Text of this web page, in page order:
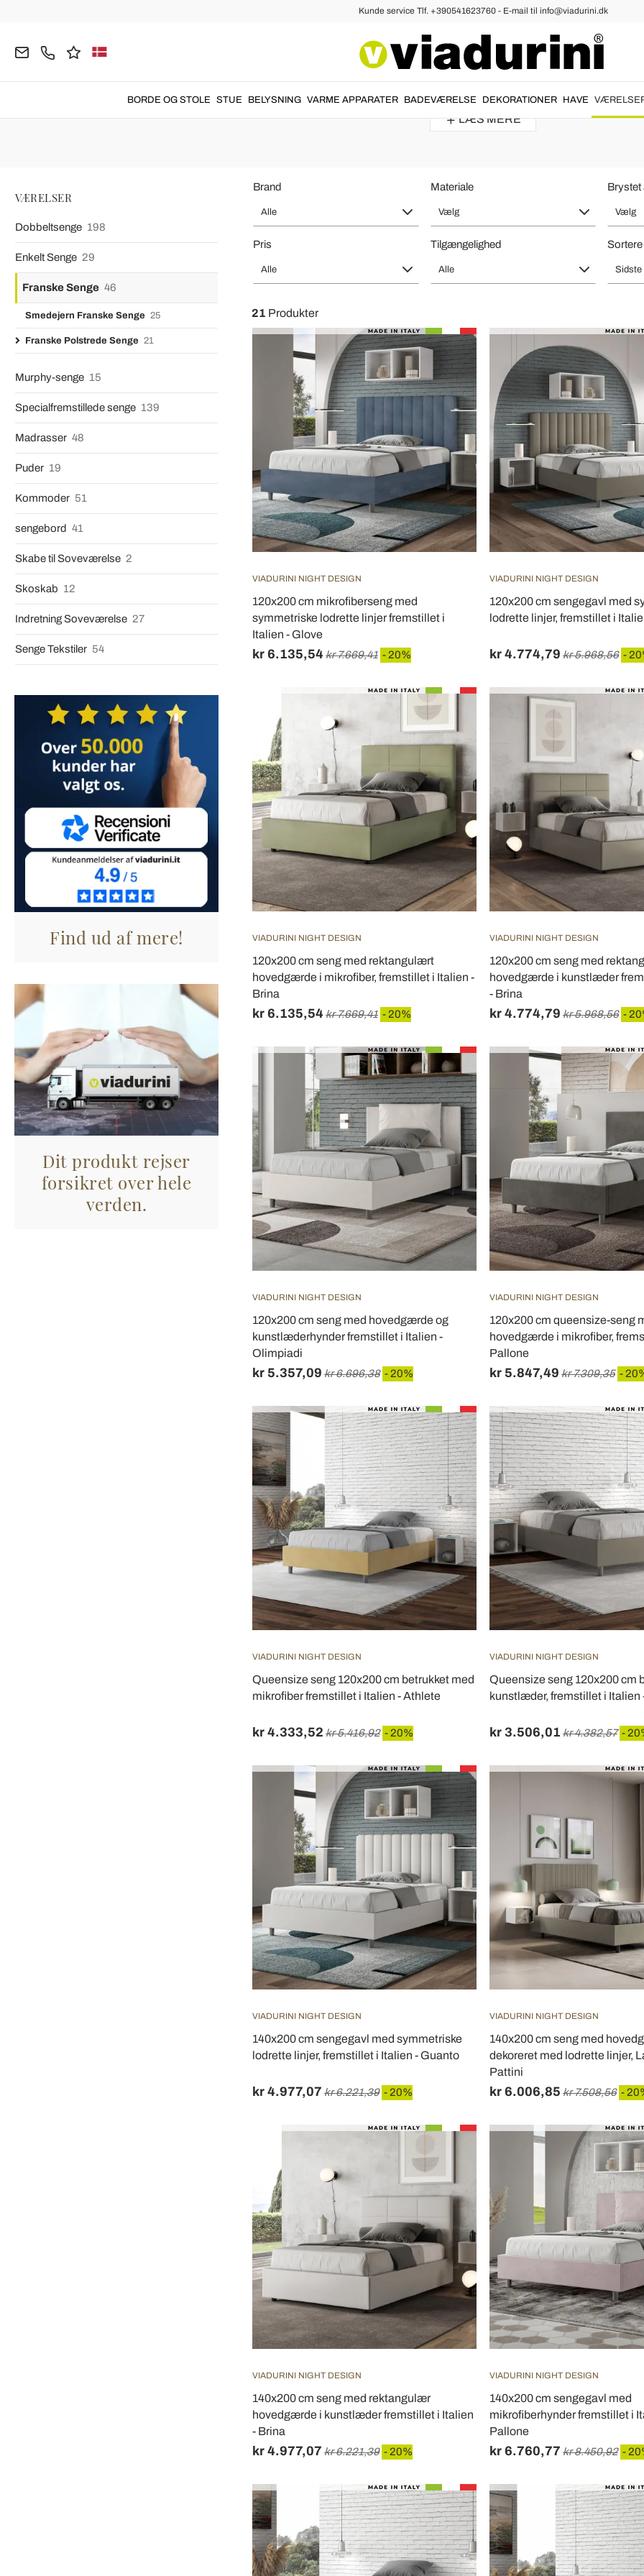
Kunde service Tlf. +390541623760 - E-mail til info@viadurini.dk
BORDE OG STOLE STUE BELYSNING VARME APPARATER BADEVÆRELSE DEKORATIONER HAVE
Franske Polstrede Senge - Moderne
LÆS MERE
VÆRELSER
Dobbeltsenge 198
Enkelt Senge 29
Franske Senge 46
Smedejern Franske Senge 25
Franske Polstrede Senge 21
Murphy-senge 15
Specialfremstillede senge 139
Madrasser 48
Puder 19
Kommoder 51
sengebord 41
Skabe til Soveværelse 2
Skoskab 12
Indretning Soveværelse 27
Senge Tekstiler 54
Find ud af mere!
Dit produkt rejser
forsikret over hele
verden.
Brand
Alle
Materiale
Vælg
Brystet
Vælg
Pris
Alle
Tilgængelighed
Alle
Sortere
Sidste
21 Produkter
VIADURINI NIGHT DESIGN
120x200 cm mikrofiberseng med
symmetriske lodrette linjer fremstillet i
Italien - Glove
kr 6.135,54kr 7.669,41 - 20%
VIADURINI NIGHT DESIGN
120x200 cm sengegavl med
lodrette linjer, fremstillet i
kr 4.774,79 kr 5.968,56 -
VIADURINI NIGHT DESIGN
120x200 cm seng med rektangulært
hovedgærde i mikrofiber, fremstillet i Italien -
Brina
kr 6.135,54kr 7.669,41 - 20%
VIADURINI NIGHT DESIGN
120x200 cm seng med
hovedgærde i kunstlæder
- Brina
kr 4.774,79 kr 5.968,56 -
VIADURINI NIGHT DESIGN
120x200 cm seng med hovedgærde og
kunstlæderhynder fremstillet i Italien -
Olimpiadi
kr 5.357,09 kr 6.696,38 - 20%
VIADURINI NIGHT DESIGN
120x200 cm queensize-seng
hovedgærde i mikrofiber,
Pallone
kr 5.847,49 kr 7.309,35 -
VIADURINI NIGHT DESIGN
Queensize seng 120x200 cm betrukket med
mikrofiber fremstillet i Italien - Athlete
kr 4.333,52 kr 5.416,92 - 20%
VIADURINI NIGHT DESIGN
Queensize seng 120x200 cm
kunstlæder, fremstillet i Italien
kr 3.506,01 kr 4.382,57 -
VIADURINI NIGHT DESIGN
140x200 cm sengegavl med symmetriske
lodrette linjer, fremstillet i Italien - Guanto
kr 4.977,07 kr 6.221,39 - 20%
VIADURINI NIGHT DESIGN
140x200 cm seng med
dekoreret med lodrette linjer,
Pattini
kr 6.006,85 kr 7.508,56 -
VIADURINI NIGHT DESIGN
140x200 cm seng med rektangulær
hovedgærde i kunstlæder fremstillet i Italien
- Brina
kr 4.977,07 kr 6.221,39 - 20%
VIADURINI NIGHT DESIGN
140x200 cm sengegavl med
mikrofiberhynder fremstillet i
Pallone
kr 6.760,77 kr 8.450,92 -